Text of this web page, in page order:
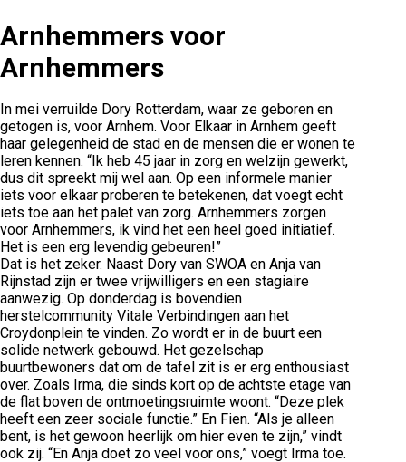
Arnhemmers voor
Arnhemmers
In mei verruilde Dory Rotterdam, waar ze geboren en
getogen is, voor Arnhem. Voor Elkaar in Arnhem geeft
haar gelegenheid de stad en de mensen die er wonen te
leren kennen. “Ik heb 45 jaar in zorg en welzijn gewerkt,
dus dit spreekt mij wel aan. Op een informele manier
iets voor elkaar proberen te betekenen, dat voegt echt
iets toe aan het palet van zorg. Arnhemmers zorgen
voor Arnhemmers, ik vind het een heel goed initiatief.
Het is een erg levendig gebeuren!”
Dat is het zeker. Naast Dory van SWOA en Anja van
Rijnstad zijn er twee vrijwilligers en een stagiaire
aanwezig. Op donderdag is bovendien
herstelcommunity Vitale Verbindingen aan het
Croydonplein te vinden. Zo wordt er in de buurt een
solide netwerk gebouwd. Het gezelschap
buurtbewoners dat om de tafel zit is er erg enthousiast
over. Zoals Irma, die sinds kort op de achtste etage van
de flat boven de ontmoetingsruimte woont. “Deze plek
heeft een zeer sociale functie.” En Fien. “Als je alleen
bent, is het gewoon heerlijk om hier even te zijn,” vindt
ook zij. “En Anja doet zo veel voor ons,” voegt Irma toe.